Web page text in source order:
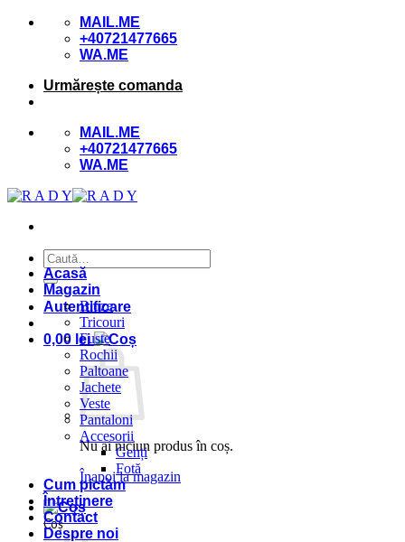
Skip
MAIL.ME
+40721477665
WA.ME
Urmărește comanda
MAIL.ME
+40721477665
WA.ME
Caută
după:
Autentificare
0,00 lei
Nu ai niciun produs în coș.
Înapoi la magazin
Coș
Acasă
Magazin
Bluze
Tricouri
Fuste
Rochii
Paltoane
Jachete
Veste
Pantaloni
Accesorii
Genți
Fotă
Cum pictăm
Întreținere
Contact
Despre noi